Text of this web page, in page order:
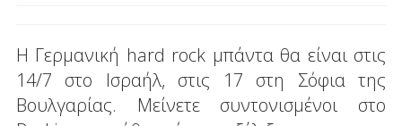
Η Γερμανική hard rock μπάντα θα είναι στις
14/7 στο Ισραήλ, στις 17 στη Σόφια της
Βουλγαρίας. Μείνετε συντονισμένοι στο